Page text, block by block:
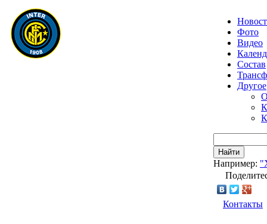
Фото
Видео
Состав
Другое
Найти
Например:
Контакты